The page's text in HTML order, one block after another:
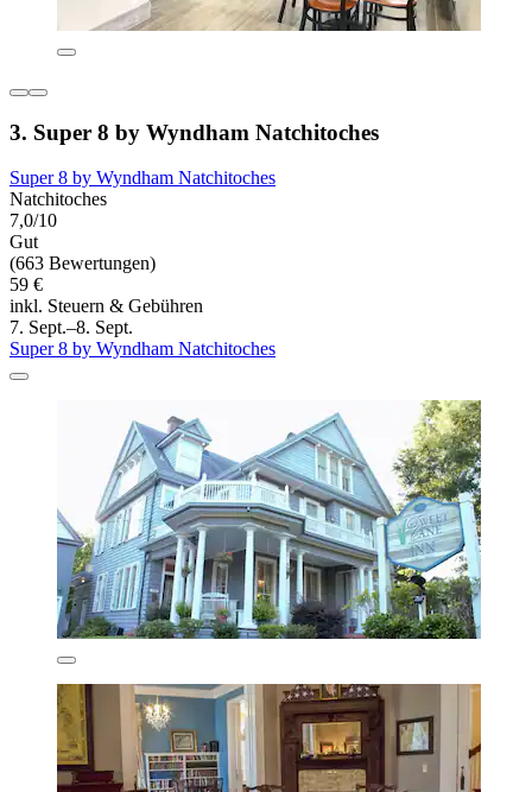
3. Super 8 by Wyndham Natchitoches
Super 8 by Wyndham Natchitoches
Natchitoches
7,0/10
Gut
(663 Bewertungen)
59 €
inkl. Steuern & Gebühren
7. Sept.–8. Sept.
Super 8 by Wyndham Natchitoches